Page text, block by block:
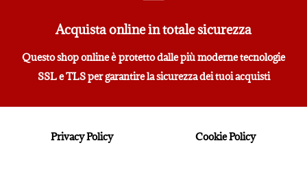
Acquista online in totale sicurezza
Questo shop online è protetto dalle più moderne tecnologie
SSL e TLS per garantire la sicurezza dei tuoi acquisti
Privacy Policy Cookie Policy